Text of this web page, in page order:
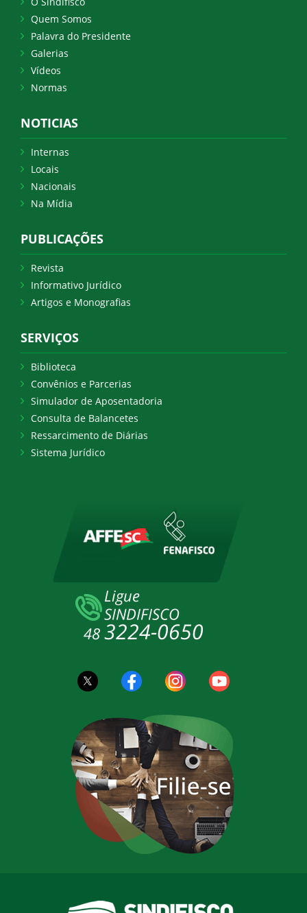
Quem Somos
Palavra do Presidente
Galerias
Vídeos
Normas
NOTICIAS
Internas
Locais
Nacionais
Na Mídia
PUBLICAÇÕES
Revista
Informativo Jurídico
Artigos e Monografias
SERVIÇOS
Biblioteca
Convênios e Parcerias
Simulador de Aposentadoria
Consulta de Balancetes
Ressarcimento de Diárias
Sistema Jurídico